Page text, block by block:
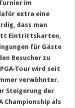
im
extra eine
dass man
Eintrittskarten,
für Gäste
Besucher zu
Tour wird seit
verwöhnter.
Steigerung der
Championship als